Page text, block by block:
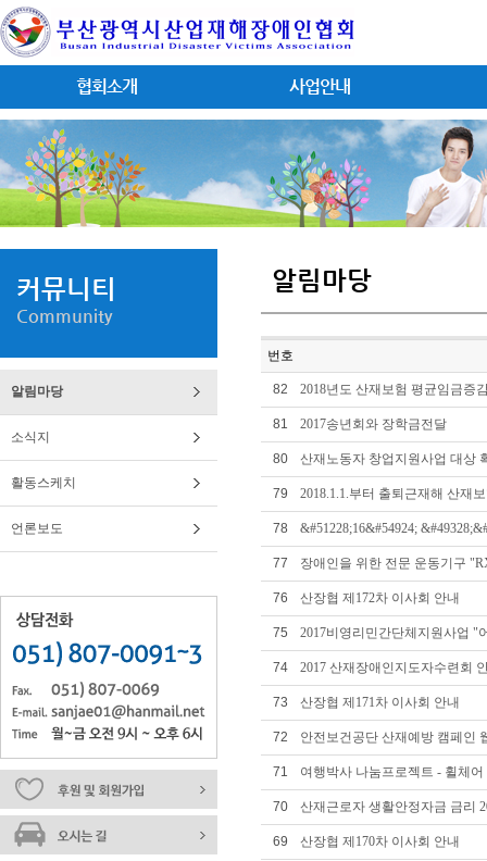
협회소개 사업안내
커뮤니티
Community
알림마당
소식지
활동스케치
언론보도
알림마당
번호
82 2018년도 산재보험 평균임금증
81 2017송년회와 장학금전달
80 산재노동자 창업지원사업 대상
79 2018.1.1.부터 출퇴근재해 산재
78 &#51228;16&#54924;
77 장애인을 위한 전문 운동기구
76 산장협 제172차 이사회 안내
75 2017비영리민간단체지원사업 "
74 2017 산재장애인지도자수련회
73 산장협 제171차 이사회 안내
72 안전보건공단 산재예방 캠페인
71 여행박사 나눔프로젝트 - 휠체
70 산재근로자 생활안정자금 금리
69 산장협 제170차 이사회 안내